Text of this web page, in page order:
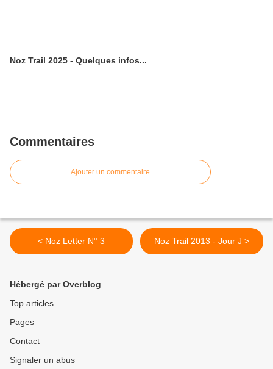
Noz Trail 2025 - Quelques infos...
Commentaires
Ajouter un commentaire
< Noz Letter N° 3 Noz Trail 2013 - Jour J >
Hébergé par Overblog
Top articles
Pages
Contact
Signaler un abus